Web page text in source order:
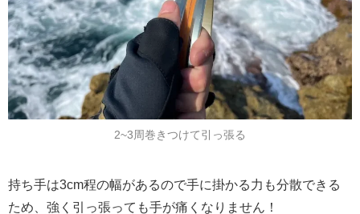
2~3周巻きつけて引っ張る
持ち手は3cm程の幅があるので手に掛かる力も分散できる
ため、強く引っ張っても手が痛くなりません！